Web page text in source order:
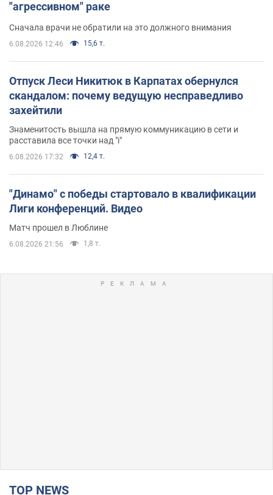
"агрессивном" раке
Сначала врачи не обратили на это должного внимания
6.08.2026 12:46 15,6 т.
Отпуск Леси Никитюк в Карпатах обернулся
скандалом: почему ведущую несправедливо
захейтили
Знаменитость вышла на прямую коммуникацию в сети и
расставила все точки над "i"
6.08.2026 17:32 12,4 т.
"Динамо" с победы стартовало в квалификации
Лиги конференций. Видео
Матч прошел в Люблине
6.08.2026 21:56 1,8 т.
TOP NEWS